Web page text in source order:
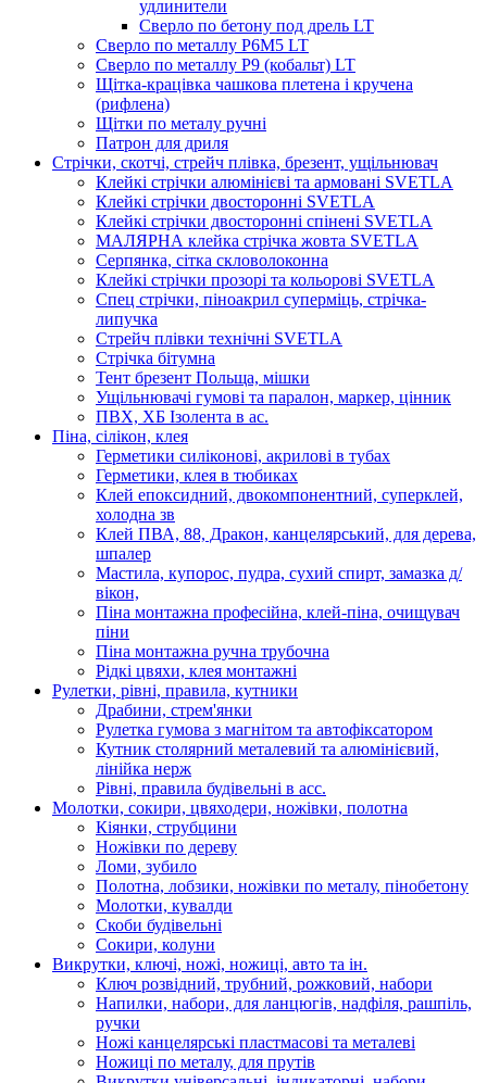
удлинители
Сверло по бетону под дрель LT
Сверло по металлу P6M5 LT
Сверло по металлу Р9 (кобальт) LT
Щітка-крацівка чашкова плетена і кручена
(рифлена)
Щітки по металу ручні
Патрон для дриля
Стрічки, скотчі, стрейч плівка, брезент, ущільнювач
Клейкі стрічки алюмінієві та армовані SVETLA
Клейкі стрічки двосторонні SVETLA
Клейкі стрічки двосторонні спінені SVETLA
МАЛЯРНА клейка стрічка жовта SVETLA
Серпянка, сітка скловолоконна
Клейкі стрічки прозорі та кольорові SVETLA
Спец стрічки, піноакрил суперміць, стрічка-
липучка
Стрейч плівки технічні SVETLA
Стрічка бітумна
Тент брезент Польща, мішки
Ущільнювачі гумові та паралон, маркер, цінник
ПВХ, ХБ Ізолента в ас.
Піна, сілікон, клея
Герметики силіконові, акрилові в тубах
Герметики, клея в тюбиках
Клей епоксидний, двокомпонентний, суперклей,
холодна зв
Клей ПВА, 88, Дракон, канцелярський, для дерева,
шпалер
Мастила, купорос, пудра, сухий спирт, замазка д/
вікон,
Піна монтажна професійна, клей-піна, очищувач
піни
Піна монтажна ручна трубочна
Рідкі цвяхи, клея монтажні
Рулетки, рівні, правила, кутники
Драбини, стрем'янки
Рулетка гумова з магнітом та автофіксатором
Кутник столярний металевий та алюмінієвий,
лінійка нерж
Рівні, правила будівельні в асс.
Молотки, сокири, цвяходери, ножівки, полотна
Кіянки, струбцини
Ножівки по дереву
Ломи, зубило
Полотна, лобзики, ножівки по металу, пінобетону
Молотки, кувалди
Скоби будівельні
Сокири, колуни
Викрутки, ключі, ножі, ножиці, авто та ін.
Ключ розвідний, трубний, рожковий, набори
Напилки, набори, для ланцюгів, надфіля, рашпіль,
ручки
Ножі канцелярські пластмасові та металеві
Ножиці по металу, для прутів